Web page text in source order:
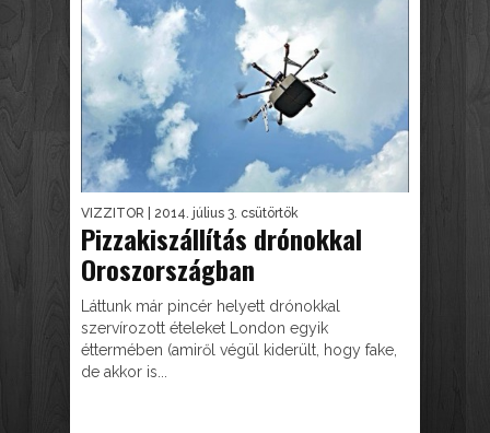
VIZZITOR | 2014. július 3. csütörtök
Pizzakiszállítás drónokkal
Oroszországban
Láttunk már pincér helyett drónokkal
szervírozott ételeket London egyik
éttermében (amiről végül kiderült, hogy fake,
de akkor is...